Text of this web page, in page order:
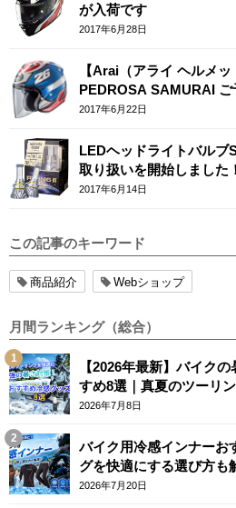
が入荷です
2017年6月28日
【Arai（アライ ヘルメ
PEDROSA SAMURAI ご
2017年6月22日
LEDヘッドライトバルブ
取り扱いを開始しました！
2017年6月14日
この記事のキーワード
商品紹介 Webショップ
月間ランキング（総合）
【2026年最新】バイク
すめ8選｜真夏のツーリ
テム
2026年7月8日
バイク用冷感インナーお
グを快適にする選び方も
2026年7月20日